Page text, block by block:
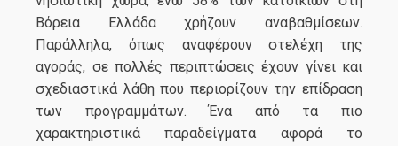
Βόρεια Ελλάδα χρήζουν αναβαθμίσεων.
Παράλληλα, όπως αναφέρουν στελέχη της
αγοράς, σε πολλές περιπτώσεις έχουν γίνει και
σχεδιαστικά λάθη που περιορίζουν την επίδραση
των προγραμμάτων. Ένα από τα πιο
χαρακτηριστικά παραδείγματα αφορά το